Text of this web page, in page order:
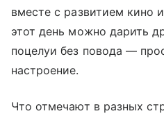
вместе с развитием кино
этот день можно дарить
поцелуи без повода —
настроение.
Что отмечают в разных